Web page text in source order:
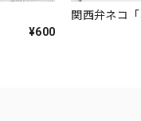
¥600
関西弁ネコ「